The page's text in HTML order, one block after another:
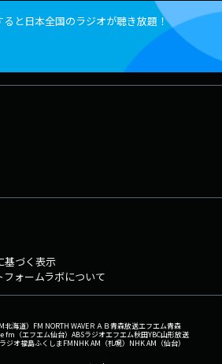
と日本全国のラジオが聴き放題！
基づく表示
ォームラボについて
北海道） FM NORTH WAVEＲＡＢ青森放送エフエム青森
fm（エフエム仙台） ABSラジオエフエム秋田YBC山形放送
ジオ福島ふくしまFMNHK AM（札幌） NHK AM（仙台）